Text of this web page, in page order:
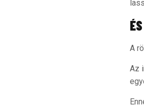
A
Az